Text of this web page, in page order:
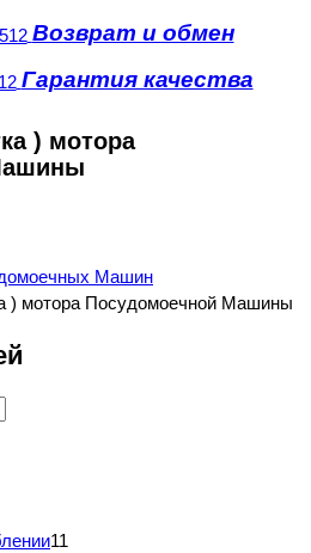
Возврат и обмен
Гарантия качества
) мотора
Машин
) мотора Посудомоечной Машины
11